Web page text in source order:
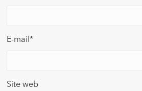
E-mail*
Site web